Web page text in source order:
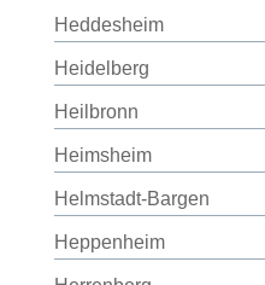
Heddesheim
Heidelberg
Heilbronn
Heimsheim
Helmstadt-Bargen
Heppenheim